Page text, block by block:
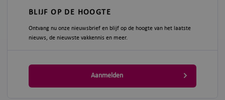
BLIJF OP DE HOOGTE
Ontvang nu onze nieuwsbrief en blijf op de hoogte van het laatste
nieuws, de nieuwste vakkennis en meer.
Aanmelden